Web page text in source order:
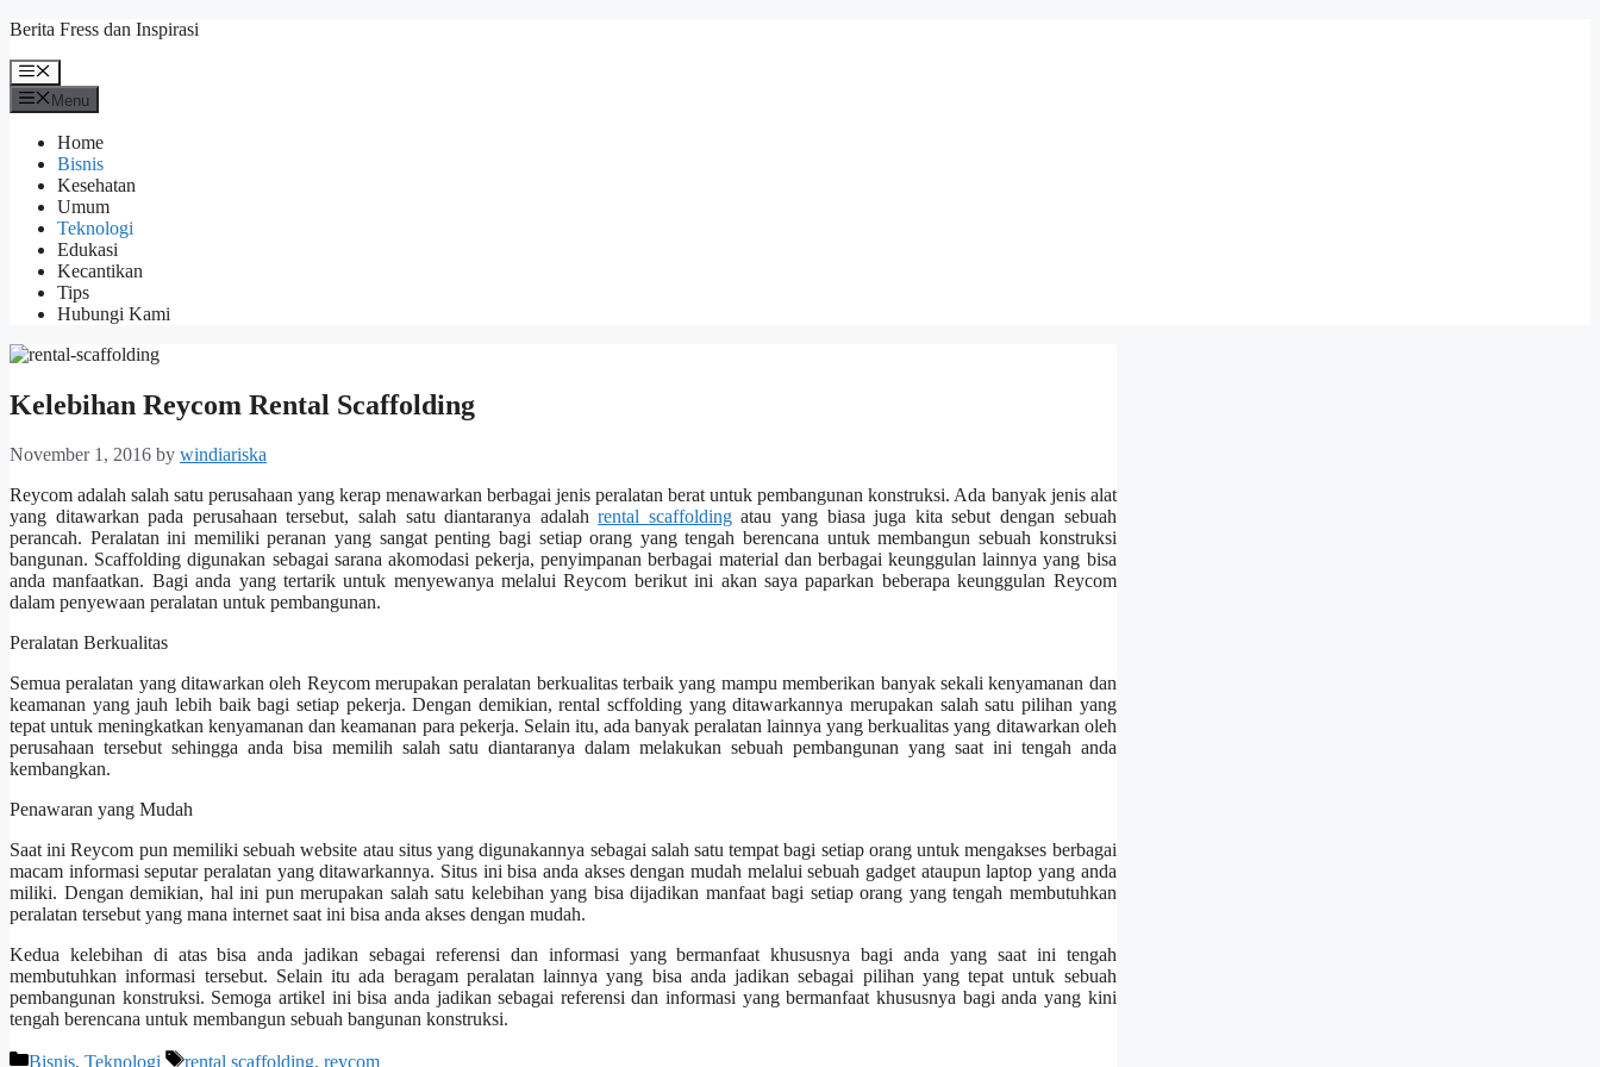
Skip
content
Berita Fress dan Inspirasi
Menu
Menu
Home
Bisnis
Kesehatan
Umum
Teknologi
Edukasi
Kecantikan
Tips
Hubungi Kami
Kelebihan Reycom Rental Scaffolding
November 1, 2016 by windiariska
Reycom adalah salah satu perusahaan yang kerap menawarkan berbagai jenis peralatan berat untuk pembangunan konstruksi. Ada banyak jenis alat
yang ditawarkan pada perusahaan tersebut, salah satu diantaranya adalahrental scaffoldingatau yang biasa juga kita sebut dengan sebuah
perancah. Peralatan ini memiliki peranan yang sangat penting bagi setiap orang yang tengah berencana untuk membangun sebuah konstruksi
bangunan. Scaffolding digunakan sebagai sarana akomodasi pekerja, penyimpanan berbagai material dan berbagai keunggulan lainnya yang bisa
anda manfaatkan. Bagi anda yang tertarik untuk menyewanya melalui Reycom berikut ini akan saya paparkan beberapa keunggulan Reycom
dalam penyewaan peralatan untuk pembangunan.
Peralatan Berkualitas
Semua peralatan yang ditawarkan oleh Reycom merupakan peralatan berkualitas terbaik yang mampu memberikan banyak sekali kenyamanan dan
keamanan yang jauh lebih baik bagi setiap pekerja. Dengan demikian, rental scffolding yang ditawarkannya merupakan salah satu pilihan yang
tepat untuk meningkatkan kenyamanan dan keamanan para pekerja. Selain itu, ada banyak peralatan lainnya yang berkualitas yang ditawarkan oleh
perusahaan tersebut sehingga anda bisa memilih salah satu diantaranya dalam melakukan sebuah pembangunan yang saat ini tengah anda
kembangkan.
Penawaran yang Mudah
Saat ini Reycom pun memiliki sebuah website atau situs yang digunakannya sebagai salah satu tempat bagi setiap orang untuk mengakses berbagai
macam informasi seputar peralatan yang ditawarkannya. Situs ini bisa anda akses dengan mudah melalui sebuah gadget ataupun laptop yang anda
miliki. Dengan demikian, hal ini pun merupakan salah satu kelebihan yang bisa dijadikan manfaat bagi setiap orang yang tengah membutuhkan
peralatan tersebut yang mana internet saat ini bisa anda akses dengan mudah.
Kedua kelebihan di atas bisa anda jadikan sebagai referensi dan informasi yang bermanfaat khususnya bagi anda yang saat ini tengah
membutuhkan informasi tersebut. Selain itu ada beragam peralatan lainnya yang bisa anda jadikan sebagai pilihan yang tepat untuk sebuah
pembangunan konstruksi. Semoga artikel ini bisa anda jadikan sebagai referensi dan informasi yang bermanfaat khususnya bagi anda yang kini
tengah berencana untuk membangun sebuah bangunan konstruksi.
Categories
Bisnis, Teknologi Tags
rental scaffolding, reycom